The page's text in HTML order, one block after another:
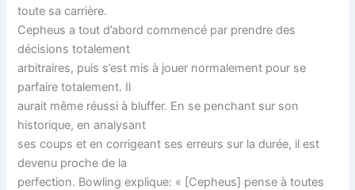
toute sa carrière.
Cepheus a tout d’abord commencé par prendre des
décisions totalement
arbitraires, puis s’est mis à jouer normalement pour se
parfaire totalement. Il
aurait même réussi à bluffer. En se penchant sur son
historique, en analysant
ses coups et en corrigeant ses erreurs sur la durée, il est
devenu proche de la
perfection. Bowling explique: « [Cepheus] pense à toutes